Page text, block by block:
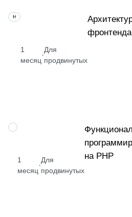
НАВЫК
1
месяц
·
Для
продвинутых
фронтенда
НАВЫК
1
месяц
·
Для
продвинутых
на PHP